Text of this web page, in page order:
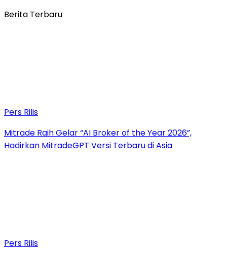
Berita Terbaru
Pers Rilis
Mitrade Raih Gelar “AI Broker of the Year 2026”,
Hadirkan MitradeGPT Versi Terbaru di Asia
Pers Rilis